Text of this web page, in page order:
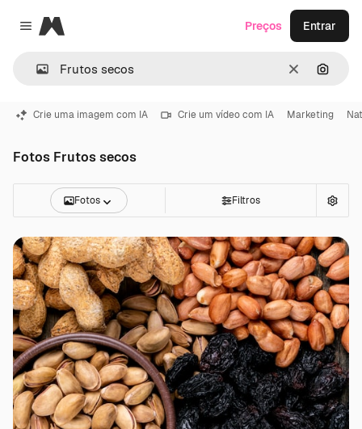
Close menu
Magnific
Limpar
Preços Entrar
Crie uma imagem com IA Crie um vídeo com IA Marketing
Fotos Frutos secos
Fotos Filtros